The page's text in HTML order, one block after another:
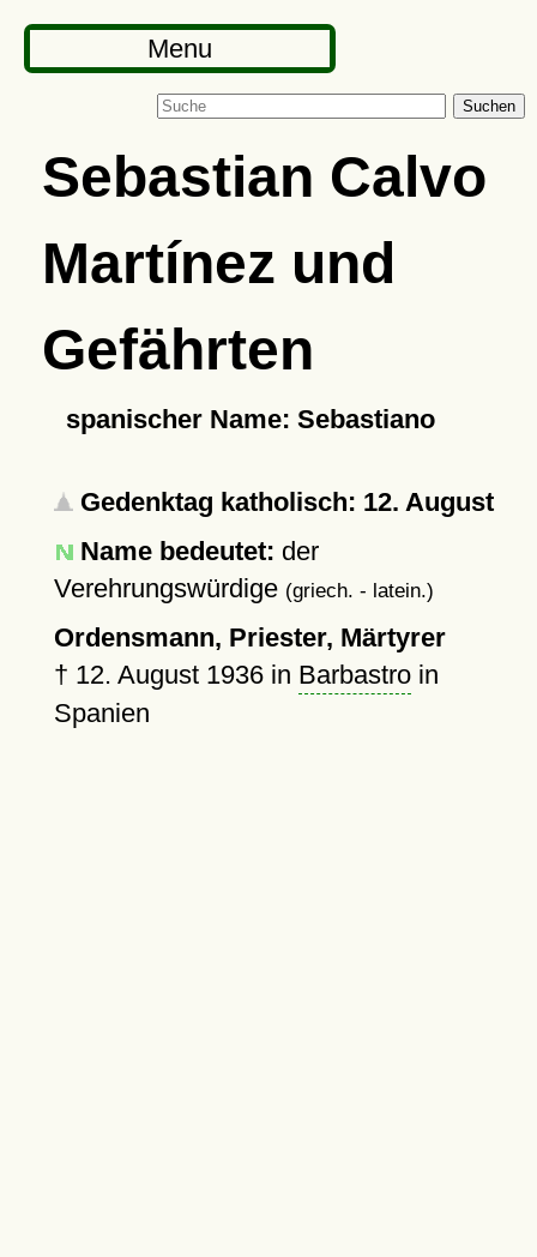
Menu
Suchen
Sebastian Calvo
Martínez und
Gefährten
spanischer Name: Sebastiano
Gedenktag katholisch: 12. August
Name bedeutet: der
Verehrungswürdige (griech. - latein.)
Ordensmann, Priester, Märtyrer
† 12. August 1936in Barbastroin
Spanien